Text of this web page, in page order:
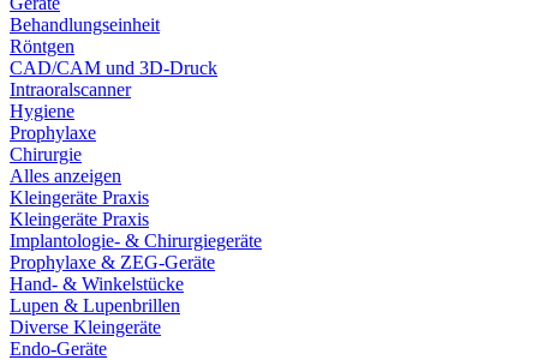
Behandlungseinheit
Röntgen
CAD/CAM und 3D-Druck
Intraoralscanner
Hygiene
Prophylaxe
Chirurgie
Alles anzeigen
Kleingeräte Praxis
Kleingeräte Praxis
Implantologie- & Chirurgiegeräte
Prophylaxe & ZEG-Geräte
Hand- & Winkelstücke
Lupen & Lupenbrillen
Diverse Kleingeräte
Endo-Geräte